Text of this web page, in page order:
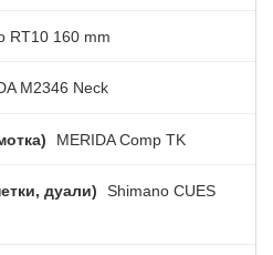
RT10 160 mm
M2346 Neck
MERIDA Comp TK
дуали)
Shimano CUES